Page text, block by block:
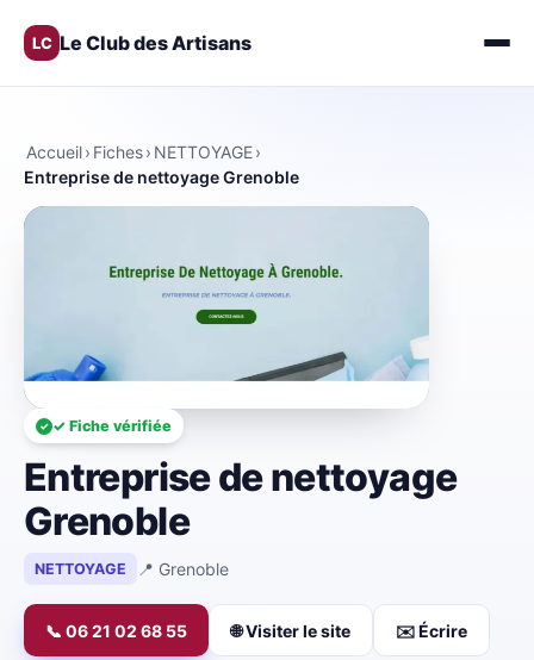
LC Le Club des Artisans
Accueil› Fiches› NETTOYAGE›
Entreprise de nettoyage Grenoble
✓ Fiche vérifiée
Entreprise de nettoyage
Grenoble
NETTOYAGE 📍 Grenoble
📞 06 21 02 68 55 🌐 Visiter le site ✉️ Écrire